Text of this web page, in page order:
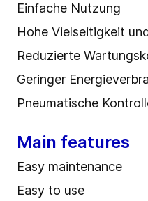
Einfache Nutzung
Hohe Vielseitigkeit
Reduzierte
Geringer
Pneumatische
Main features
Easy maintenance
Easy to use